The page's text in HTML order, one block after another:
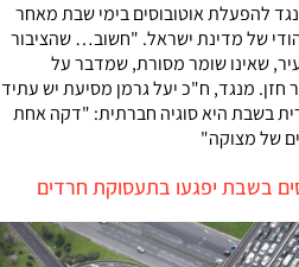
להפעלת אוטובוסים בימי שבת מאחר
של מדינת ישראל. "חשוב… שהציבור
שאינו שומר מסורת, שמדבר על
מנגד, ח"כ יעל גרמן מסיעת יש עתיד
בשבת היא סוגיה חברתית: "דקה אחת
של מצוקה"
בשבת יפגעו בתעסוקת חרדים